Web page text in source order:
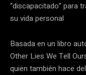
“discapacitado” para
su vida personal
Basada en un libro
Other Lies We Tell
quien también hace